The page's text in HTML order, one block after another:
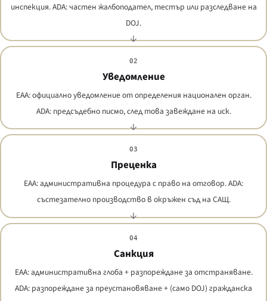
инспекция. ADA: частен жалбоподател, тестър или разследване на
DOJ.
02
Уведомление
EAA: официално уведомление от определения национален орган.
ADA: предсъдебно писмо, след това завеждане на иск.
03
Преценка
EAA: административна процедура с право на отговор. ADA:
състезателно производство в окръжен съд на САЩ.
04
Санкция
EAA: административна глоба + разпореждане за отстраняване.
ADA: разпореждане за преустановяване + (само DOJ) гражданска